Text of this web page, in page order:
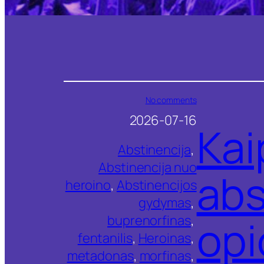
No commentso
K
a
p
a
l
e
n
n
2026-07-16
Abstinencija
Abstinencija nuo
heroino, Abstinencijos
gydymas
buprenorfinas ,
fentanilis, Heroinas
metadonas, morfinas ,